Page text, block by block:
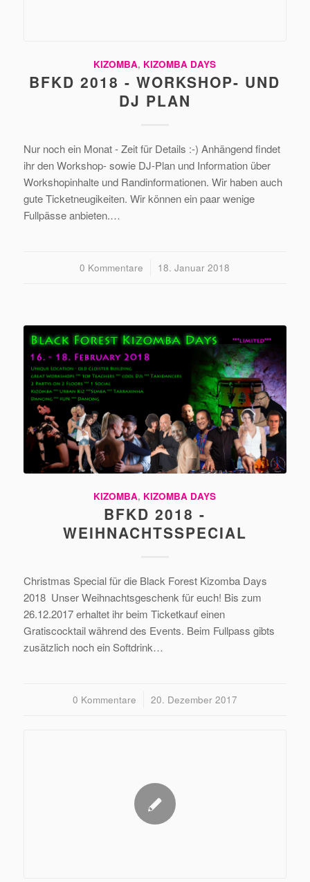
KIZOMBA, KIZOMBA DAYS
BFKD 2018 - WORKSHOP- UND
DJ PLAN
Nur noch ein Monat - Zeit für Details :-) Anhängend findet
ihr den Workshop- sowie DJ-Plan und Information über
Workshopinhalte und Randinformationen. Wir haben auch
gute Ticketneugikeiten. Wir können ein paar wenige
Fullpässe anbieten.…
0 Kommentare
/ 18. Januar 2018
KIZOMBA, KIZOMBA DAYS
BFKD 2018 -
WEIHNACHTSSPECIAL
Christmas Special für die Black Forest Kizomba Days
2018 Unser Weihnachtsgeschenk für euch! Bis zum
26.12.2017 erhaltet ihr beim Ticketkauf einen
Gratiscocktail während des Events. Beim Fullpass gibts
zusätzlich noch ein Softdrink…
0 Kommentare
/ 20. Dezember 2017